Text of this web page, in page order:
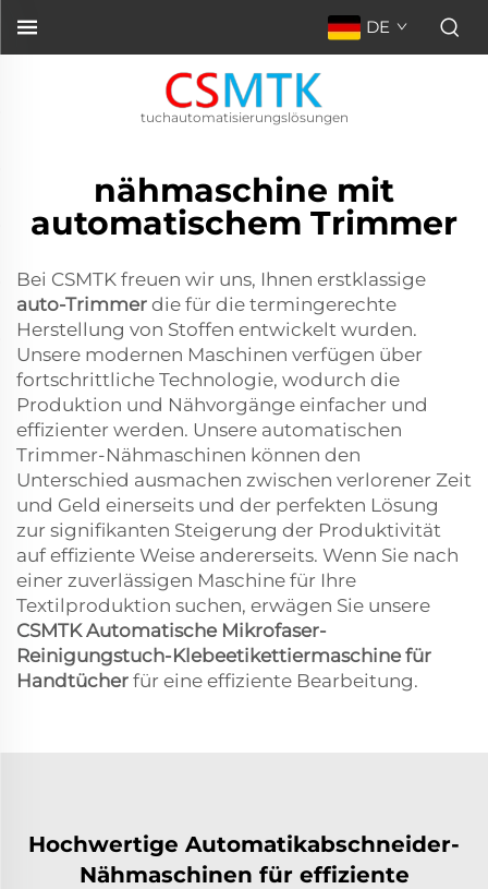
DE
tuchautomatisierungslösungen
nähmaschine mit
automatischem Trimmer
Bei CSMTK freuen wir uns, Ihnen erstklassige
auto-Trimmer die für die termingerechte
Herstellung von Stoffen entwickelt wurden.
Unsere modernen Maschinen verfügen über
fortschrittliche Technologie, wodurch die
Produktion und Nähvorgänge einfacher und
effizienter werden. Unsere automatischen
Trimmer-Nähmaschinen können den
Unterschied ausmachen zwischen verlorener Zeit
und Geld einerseits und der perfekten Lösung
zur signifikanten Steigerung der Produktivität
auf effiziente Weise andererseits. Wenn Sie nach
einer zuverlässigen Maschine für Ihre
Textilproduktion suchen, erwägen Sie unsere
CSMTK Automatische Mikrofaser-
Reinigungstuch-Klebeetikettiermaschine für
Handtücher für eine effiziente Bearbeitung.
Hochwertige Automatikabschneider-
Nähmaschinen für effiziente